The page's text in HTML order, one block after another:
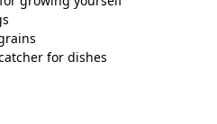
for dishes